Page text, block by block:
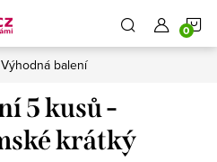
Výhodná balení
5 kusů -
krátký